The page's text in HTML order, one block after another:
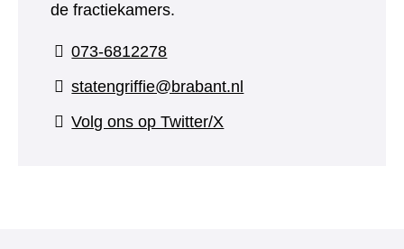
de fractiekamers.
073-6812278
statengriffie@brabant.nl
Volg ons op Twitter/X